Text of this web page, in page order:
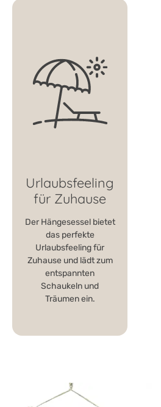
Urlaubsfeeling
für Zuhause
Der Hängesessel bietet
das perfekte
Urlaubsfeeling für
Zuhause und lädt zum
entspannten
Schaukeln und
Träumen ein.